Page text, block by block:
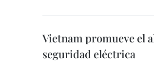
Vietnam promueve el
seguridad eléctrica